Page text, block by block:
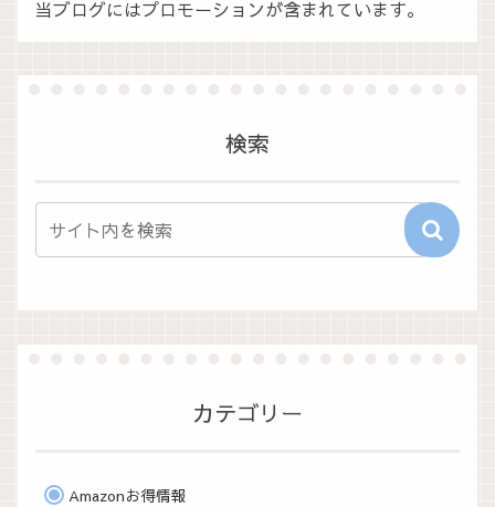
当ブログにはプロモーションが含まれています。
検索
カテゴリー
Amazonお得情報